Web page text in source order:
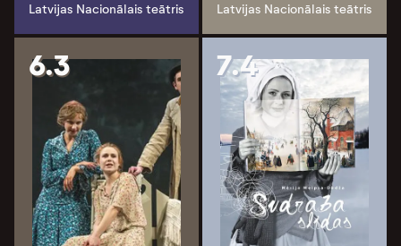
Latvijas Nacionālais teātris Latvijas Nacionālais teātris
6.3 7.4